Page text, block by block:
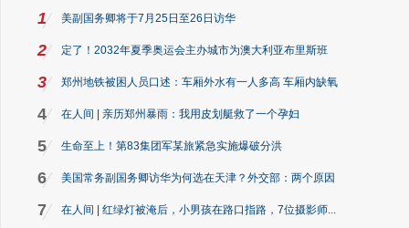
1 美副国务卿将于7月25日至26日访华
2 定了！2032年夏季奥运会主办城市为澳大利亚布里斯班
3 郑州地铁被困人员口述：车厢外水有一人多高 车厢内缺氧
4 在人间 | 亲历郑州暴雨：我用皮划艇救了一个孕妇
5 生命至上！第83集团军某旅紧急实施爆破分洪
6 美国常务副国务卿访华为何选在天津？外交部：两个原因
7 在人间 | 红绿灯被淹后，小男孩在路口指路，7位摄影师...